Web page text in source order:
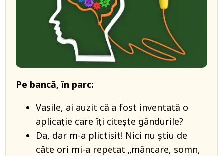
Pe bancă, în parc:
Vasile, ai auzit că a fost inventată o
aplicație care îți citește gândurile?
Da, dar m-a plictisit! Nici nu știu de
câte ori mi-a repetat „mâncare, somn,